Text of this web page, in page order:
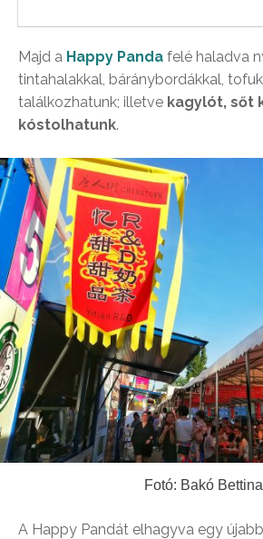
Majd a Happy Panda felé haladva
tintahalakkal, báránybordákkal,
találkozhatunk; illetve kagylót, sőt
kóstolhatunk.
Fotó: Bakó Bettina
A Happy Pandát elhagyva egy